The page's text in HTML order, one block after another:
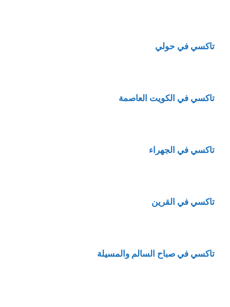
تاكسي في حولي
تاكسي في الكويت العاصمة
تاكسي في الجهراء
تاكسي في القرين
تاكسي في صباح السالم والمسيلة